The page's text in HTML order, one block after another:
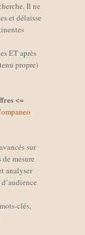
Il ne
et délaisse
ET après
propre)
<=
sur
mesure
analyser
clés,